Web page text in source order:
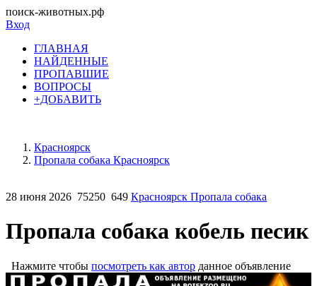
поиск-животных.рф
Вход
ГЛАВНАЯ
НАЙДЕННЫЕ
ПРОПАВШИЕ
ВОПРОСЫ
+ДОБАВИТЬ
Красноярск
Пропала собака Красноярск
28 июня 2026 75250 649 Красноярск Пропала собака
Пропала собака кобель песик
Нажмите чтобы посмотреть как автор данное объявление